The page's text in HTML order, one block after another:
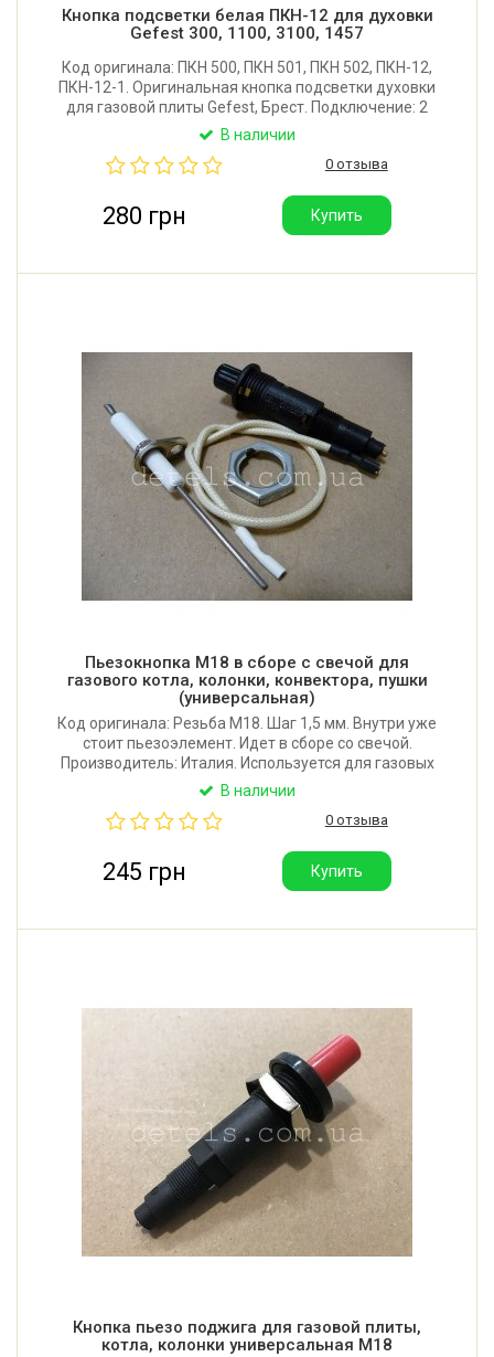
Кнопка подсветки белая ПКН-12 для духовки
Gefest 300, 1100, 3100, 1457
Код оригинала: ПКН 500, ПКН 501, ПКН 502, ПКН-12,
ПКН-12-1. Оригинальная кнопка подсветки духовки
для газовой плиты Gefest, Брест. Подключение: 2
контакта.
В наличии
0 отзыва
280 грн Купить
Пьезокнопка М18 в сборе с свечой для
газового котла, колонки, конвектора, пушки
(универсальная)
Код оригинала: Резьба М18. Шаг 1,5 мм. Внутри уже
стоит пьезоэлемент. Идет в сборе со свечой.
Производитель: Италия. Используется для газовых
плит, колонок, котлов, конвекторов, пушек.
В наличии
0 отзыва
245 грн Купить
Кнопка пьезо поджига для газовой плиты,
котла, колонки универсальная М18